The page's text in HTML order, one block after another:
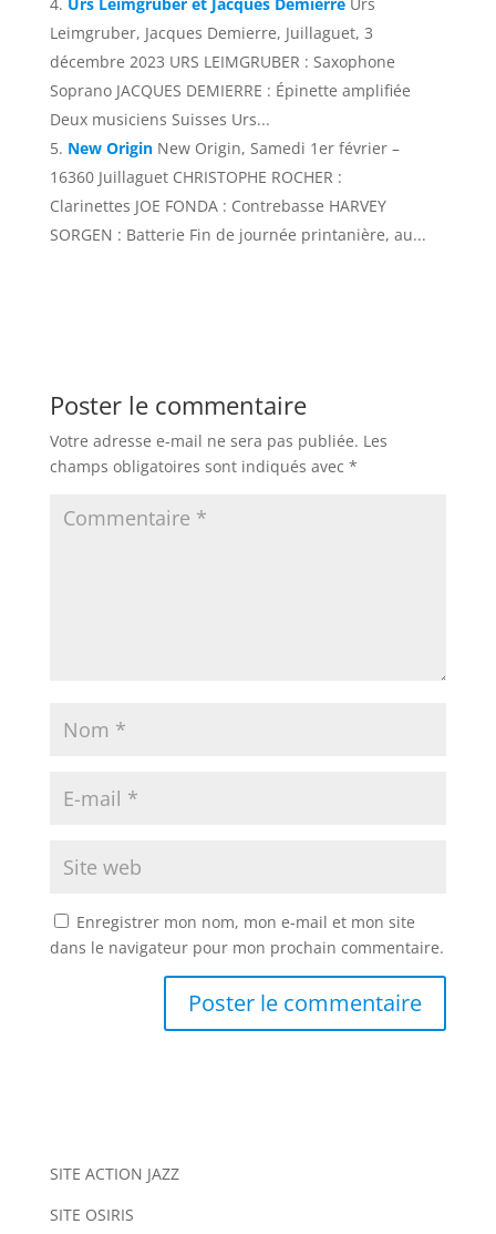
Leimgruber, Jacques Demierre, Juillaguet, 3
décembre 2023 URS LEIMGRUBER : Saxophone
Soprano JACQUES DEMIERRE : Épinette amplifiée
Deux musiciens Suisses Urs...
New Origin New Origin, Samedi 1er février –
16360 Juillaguet CHRISTOPHE ROCHER :
Clarinettes JOE FONDA : Contrebasse HARVEY
SORGEN : Batterie Fin de journée printanière, au...
Poster le commentaire
Votre adresse e-mail ne sera pas publiée. Les
champs obligatoires sont indiqués avec *
Enregistrer mon nom, mon e-mail et mon site
dans le navigateur pour mon prochain commentaire.
n
t
SITE ACTION JAZZ
SITE OSIRIS